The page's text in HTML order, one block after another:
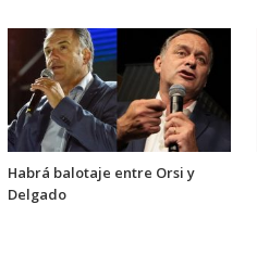
Habrá balotaje entre Orsi y
Delgado